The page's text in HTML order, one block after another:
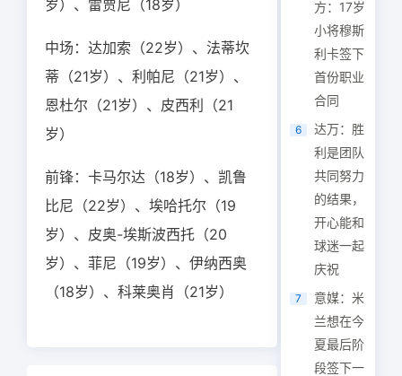
岁）、雷贾尼（18岁）
中场：达加索（22岁）、法蒂坎
蒂（21岁）、利帕尼（21岁）、
恩杜尔（21岁）、皮西利（21
岁）
前锋：卡马尔达（18岁）、凯鲁
比尼（22岁）、埃哈托尔（19
岁）、皮奥-埃斯波西托（20
岁）、菲尼（19岁）、伊纳西奥
（18岁）、科莱奥肖（21岁）
方：17岁
小将穆斯
利卡签下
首份职业
合同
6
达万：胜
利是团队
共同努力
的结果，
开心能和
球迷一起
庆祝
7
意媒：米
兰想在今
夏最后阶
段签下一